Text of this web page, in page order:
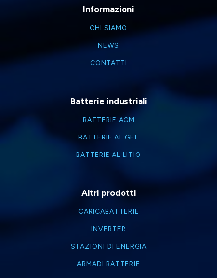
Informazioni
CHI SIAMO
NEWS
CONTATTI
Batterie industriali
BATTERIE AGM
BATTERIE AL GEL
BATTERIE AL LITIO
Altri prodotti
CARICABATTERIE
INVERTER
STAZIONI DI ENERGIA
ARMADI BATTERIE